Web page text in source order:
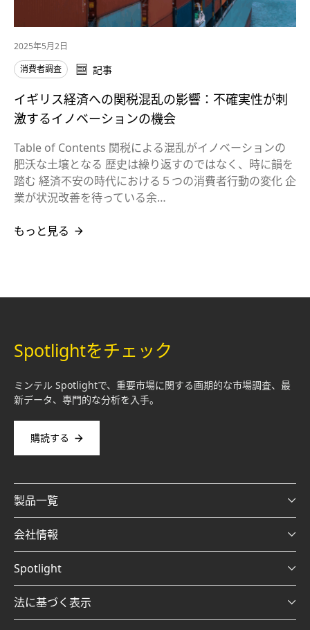
2025年5月2日
消費者調査
記事
イギリス経済への関税混乱の影響：不確実性が刺
激するイノベーションの機会
Table of Contents 関税による混乱がイノベーションの
肥沃な土壌となる 歴史は繰り返すのではなく、時に韻を
踏む 経済不安の時代における５つの消費者行動の変化 企
業が状況改善を待っている余…
もっと見る
Spotlightをチェック
ミンテル Spotlightで、重要市場に関する画期的な市場調査、最
新データ、専門的な分析を入手。
購読する
製品一覧
会社情報
Spotlight
法に基づく表示